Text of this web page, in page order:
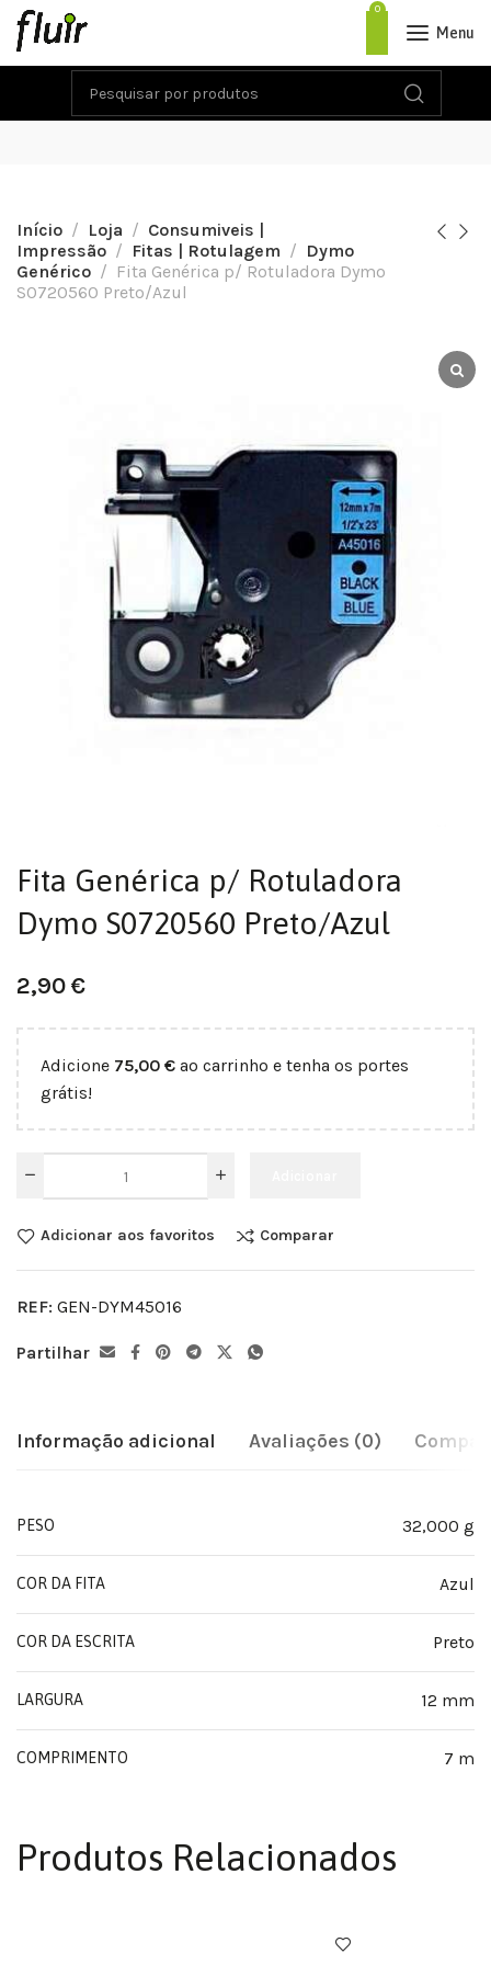
0
Menu
Início Loja
Consumiveis |
Impressão
Fitas | Rotulagem
Dymo
Genérico
Fita Genérica p/ Rotuladora Dymo
S0720560 Preto/Azul
Fita Genérica p/ Rotuladora
Dymo S0720560 Preto/Azul
2,90€
Adicione 75,00 € ao carrinho e tenha os portes
grátis!
Adicionar aos favoritos Comparar
REF: GEN-DYM45016
Partilhar
Informação adicional Avaliações (0)
PESO 32,000 g
COR DA FITA Azul
COR DA ESCRITA Preto
LARGURA 12 mm
COMPRIMENTO 7 m
Produtos Relacionados